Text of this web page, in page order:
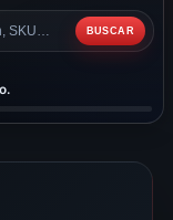
BUSCAR